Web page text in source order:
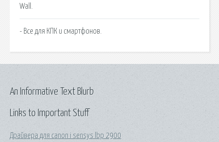
Wall.
- Все для КПК и смартфонов.
Links to Important Stuff
Драйвера для canon i sensys lbp 2900
An Informative Text Blurb